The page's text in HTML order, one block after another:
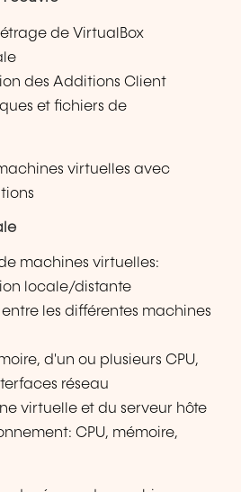
de VirtualBox
des Additions Client
et fichiers de
virtuelles avec
machines virtuelles:
locale/distante
les différentes machines
d'un ou plusieurs CPU,
réseau
virtuelle et du serveur hôte
CPU, mémoire,